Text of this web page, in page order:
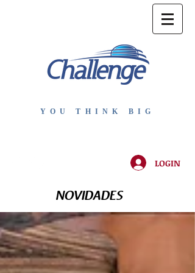
YOU THINK BIG
LOGIN
NOVIDADES